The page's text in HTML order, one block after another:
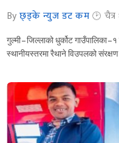
By छ्ड्के न्युज डट कम
गुल्मी – जिल्लाको धुर्कोट गाउँपालिका
स्थानीयस्तरमा रैथाने विउपलको